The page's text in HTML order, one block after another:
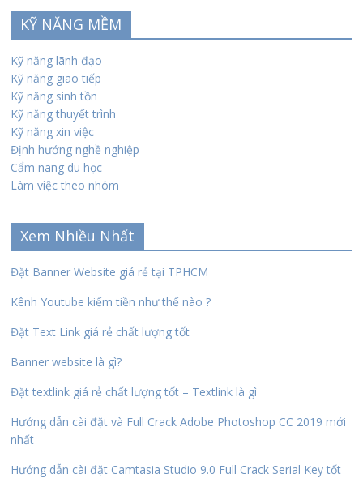
KỸ NĂNG MỀM
Kỹ năng lãnh đạo
Kỹ năng giao tiếp
Kỹ năng sinh tồn
Kỹ năng thuyết trình
Kỹ năng xin việc
Định hướng nghề nghiệp
Cẩm nang du học
Làm việc theo nhóm
Xem Nhiều Nhất
Đặt Banner Website giá rẻ tại TPHCM
Kênh Youtube kiếm tiền như thế nào ?
Đặt Text Link giá rẻ chất lượng tốt
Banner website là gì?
Đặt textlink giá rẻ chất lượng tốt – Textlink là gì
Hướng dẫn cài đặt và Full Crack Adobe Photoshop CC 2019 mới
nhất
Hướng dẫn cài đặt Camtasia Studio 9.0 Full Crack Serial Key tốt